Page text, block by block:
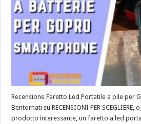
Recensione Faretto Led Portatile a pile per
Bentornati su RECENSIONI PER
prodotto interessante, un faretto a led